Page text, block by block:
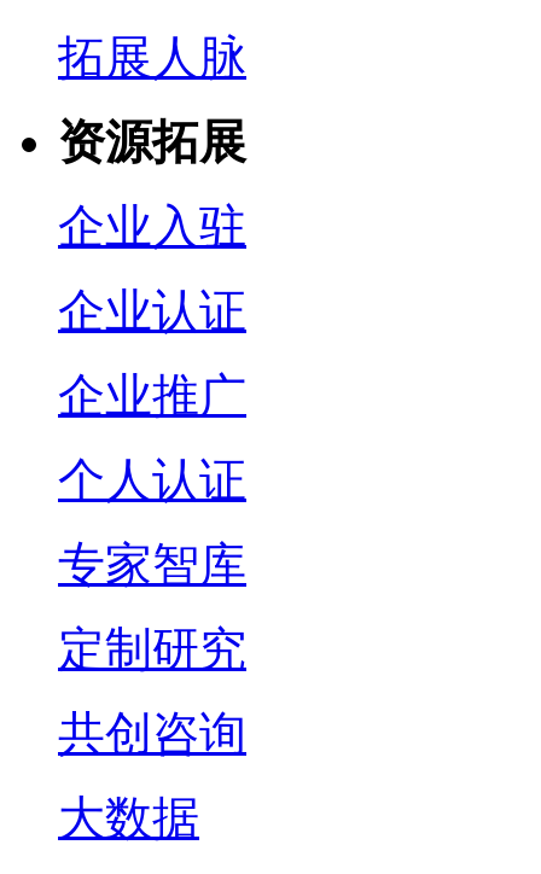
拓展人脉
资源拓展
企业入驻
企业认证
企业推广
个人认证
专家智库
定制研究
共创咨询
大数据